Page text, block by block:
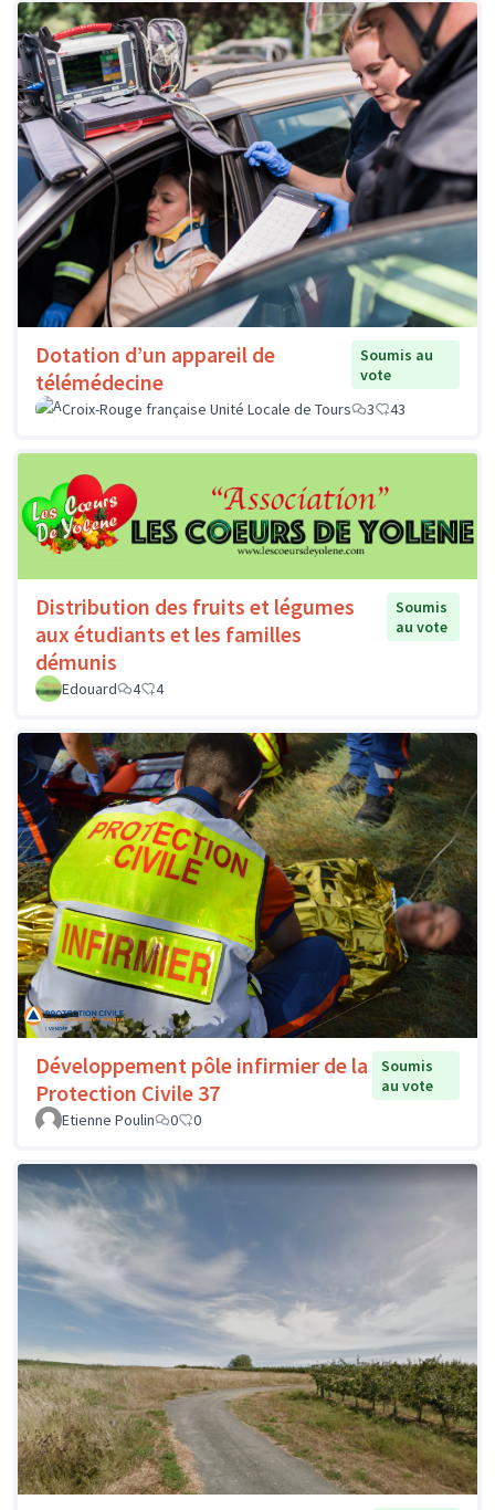
Dotation d’un appareil de
télémédecine
Soumis au
vote
Croix-Rouge française Unité Locale de Tours
3 43
Distribution des fruits et légumes
aux étudiants et les familles
démunis
Soumis
au vote
Edouard 4 4
Développement pôle infirmier de la
Protection Civile 37
Soumis
au vote
Etienne Poulin
0 0